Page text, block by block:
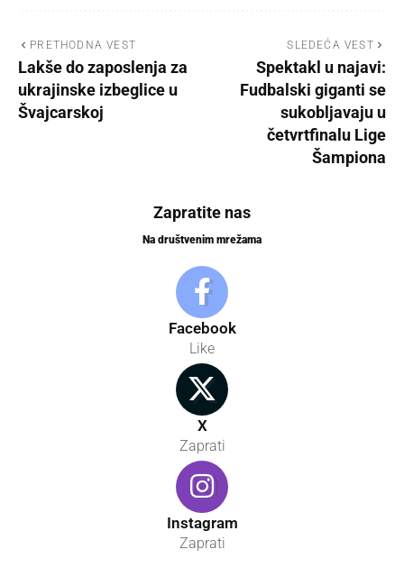
PRETHODNA VEST
Lakše do zaposlenja za
ukrajinske izbeglice u
Švajcarskoj
SLEDEĆA VEST
Spektakl u najavi:
Fudbalski giganti se
sukobljavaju u
četvrtfinalu Lige
Šampiona
Zapratite nas
Na društvenim mrežama
Facebook
Like
X
Zaprati
Instagram
Zaprati